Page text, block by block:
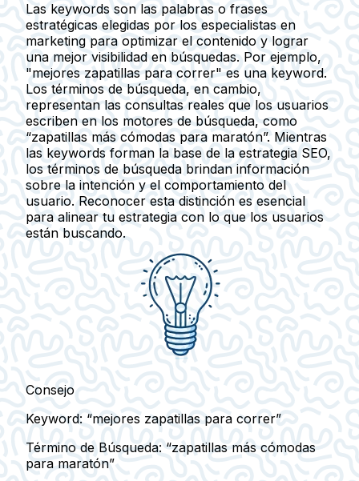
Las keywords son las palabras o frases
estratégicas elegidas por los especialistas en
marketing para optimizar el contenido y lograr
una mejor visibilidad en búsquedas. Por ejemplo,
"mejores zapatillas para correr" es una keyword.
Los términos de búsqueda, en cambio,
representan las consultas reales que los usuarios
escriben en los motores de búsqueda, como
“zapatillas más cómodas para maratón”. Mientras
las keywords forman la base de la estrategia SEO,
los términos de búsqueda brindan información
sobre la intención y el comportamiento del
usuario. Reconocer esta distinción es esencial
para alinear tu estrategia con lo que los usuarios
están buscando.
Consejo
Keyword: “mejores zapatillas para correr”
Término de Búsqueda: “zapatillas más cómodas
para maratón”